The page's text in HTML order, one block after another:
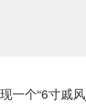
一个“6寸戚风